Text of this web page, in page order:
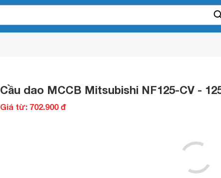
Cầu dao MCCB Mitsubishi NF125-CV -
Giá từ: 702.900 đ